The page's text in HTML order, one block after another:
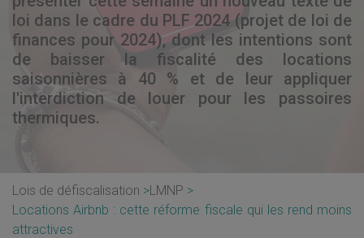
loi dans le cadre du PLF 2024 (projet de loi de
finances pour 2024), dont les intentions sont
de baisser la fiscalité des locations
saisonnières à 40 % et de leur appliquer
l'interdiction de louer pour les passoires
thermiques.
Lois de défiscalisation
LMNP
Locations Airbnb : cette réforme fiscale qui les rend moins
attractives